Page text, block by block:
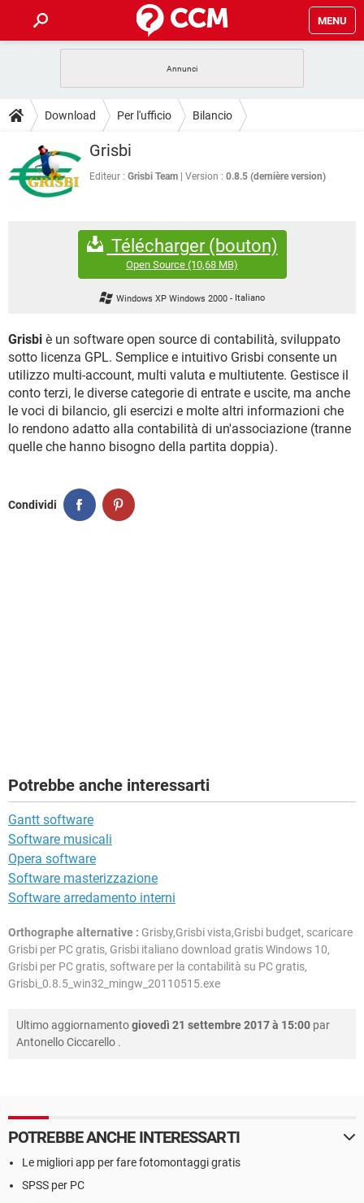
MENU
INTRATTENIMENTO ANDROID
INSTAGRAM WHATSAPP
GUIDE
COVID-19
INTRATTENIMENTO
iOS
FACEBOOK
DOWNLOAD
COVID-19 GAMING
WINDOWS 10
WHATSAPP
FORUM
INTRATTENIMENTO ANDROID
WINDOWS 10
WHATSAPP
HARDWARE
GAMING
INSTAGRAM WHATSAPP
TIKTOK FACEBOOK
HARDWARE
Download Per l'ufficio Bilancio
Grisbi
Editeur : Grisbi Team Version : 0.8.5 (dernière version)
Télécharger (bouton)
Open Source (10,68 MB)
Windows XP Windows 2000 - Italiano
Grisbi è un software open source di contabilità, sviluppato
sotto licenza GPL. Semplice e intuitivo Grisbi consente un
utilizzo multi-account, multi valuta e multiutente. Gestisce il
conto terzi, le diverse categorie di entrate e uscite, ma anche
le voci di bilancio, gli esercizi e molte altri informazioni che
lo rendono adatto alla contabilità di un'associazione (tranne
quelle che hanno bisogno della partita doppia).
Condividi
Potrebbe anche interessarti
Gantt software
Software musicali
Opera software
Software masterizzazione
Software arredamento interni
Orthographe alternative : Grisby,Grisbi vista,Grisbi budget, scaricare
Grisbi per PC gratis, Grisbi italiano download gratis Windows 10,
Grisbi per PC gratis, software per la contabilità su PC gratis,
Grisbi_0.8.5_win32_mingw_20110515.exe
Ultimo aggiornamentogiovedì 21 settembre 2017 à 15:00 par
Antonello Ciccarello .
POTREBBE ANCHE INTERESSARTI
Le migliori app per fare fotomontaggi gratis
SPSS per PC